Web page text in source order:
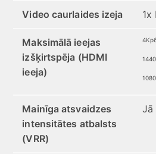
Video caurlaides izeja 1x
Maksimālā ieejas
izšķirtspēja (HDMI
ieeja)
Mainīga atsvaidzes
intensitātes atbalsts
(VRR)
Jā